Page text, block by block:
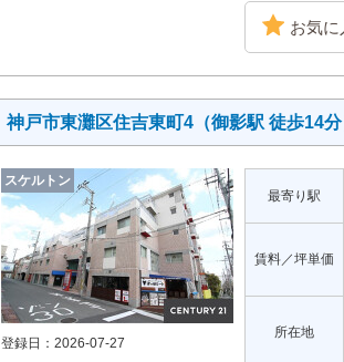
お気に
神戸市東灘区住吉東町4（御影駅 徒歩14
スケルトン
登録日：2026-07-27
最寄り駅
賃料／坪単価
所在地